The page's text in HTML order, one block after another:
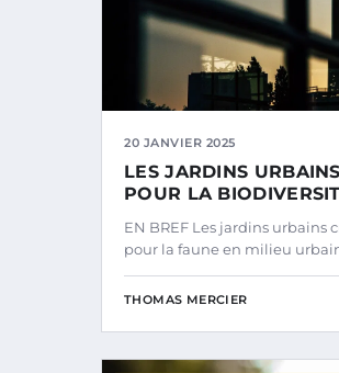
20 JANVIER 2025
LES JARDINS
POUR LA
EN BREF Les jardins urbains
pour la faune en milieu
THOMAS MERCIER